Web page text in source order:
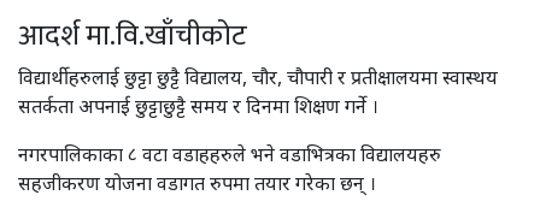
आदर्श मा.वि.खाँचीकोट
विद्यार्थीहरुलाई छुट्टा छुट्टै विद्यालय, चौर, चौपारी र प्रतीक्षालयमा स्वास्थय
सतर्कता अपनाई छुट्टाछुट्टै समय र दिनमा शिक्षण गर्ने ।
नगरपालिकाका ८ वटा वडाहहरुले भने वडाभित्रका विद्यालयहरु
सहजीकरण योजना वडागत रुपमा तयार गरेका छन् ।